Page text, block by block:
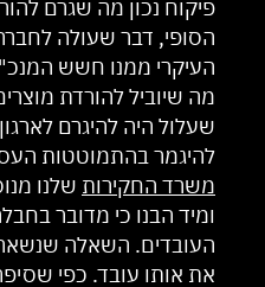
פיקוח נכון מה שגרם
הסופי, דבר שעולה
העיקרי ממנו חשש
מה שיוביל להורדת
שעלול היה להיגרם
להיגמר בהתמוטטות
משרד החקירות שלנו
ומיד הבנו כי מדובר
העובדים. השאלה
את אותו עובד. כפי